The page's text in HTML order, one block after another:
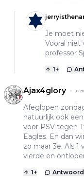
Je moet
Vooral niet
professor
1+
Ajax4glory 12
Afeglopen
natuurlijk ook
voor PSV tegen
Eagles. En dan
zo maar 3e. Als
vierde en
1+ Antwoord